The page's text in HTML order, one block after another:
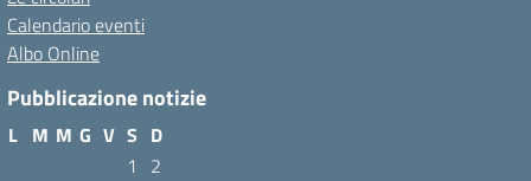
Calendario eventi
Albo Online
Pubblicazione notizie
L M M G V S D
1
2